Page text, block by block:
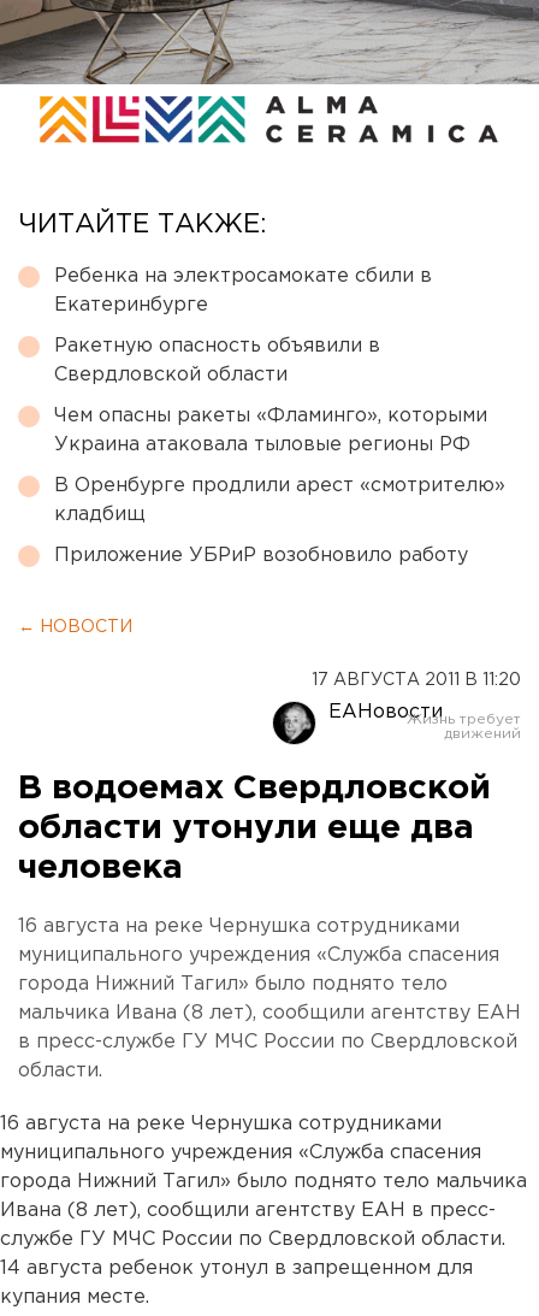
ЧИТАЙТЕ ТАКЖЕ:
Ребенка на электросамокате сбили в
Екатеринбурге
Ракетную опасность объявили в
Свердловской области
Чем опасны ракеты «Фламинго», которыми
Украина атаковала тыловые регионы РФ
В Оренбурге продлили арест «смотрителю»
кладбищ
Приложение УБРиР возобновило работу
← НОВОСТИ
17 АВГУСТА 2011 В 11:20
ЕАНовости
В водоемах Свердловской
области утонули еще два
человека
16 августа на реке Чернушка сотрудниками
муниципального учреждения «Служба спасения
города Нижний Тагил» было поднято тело
мальчика Ивана (8 лет), сообщили агентству ЕАН
в пресс-службе ГУ МЧС России по Свердловской
области.
16 августа на реке Чернушка сотрудниками
муниципального учреждения «Служба спасения
города Нижний Тагил» было поднято тело мальчика
Ивана (8 лет), сообщили агентству ЕАН в пресс-
службе ГУ МЧС России по Свердловской области.
14 августа ребенок утонул в запрещенном для
купания месте.